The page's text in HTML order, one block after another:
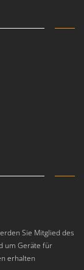
Sie Mitglied des
um Geräte für
erhalten